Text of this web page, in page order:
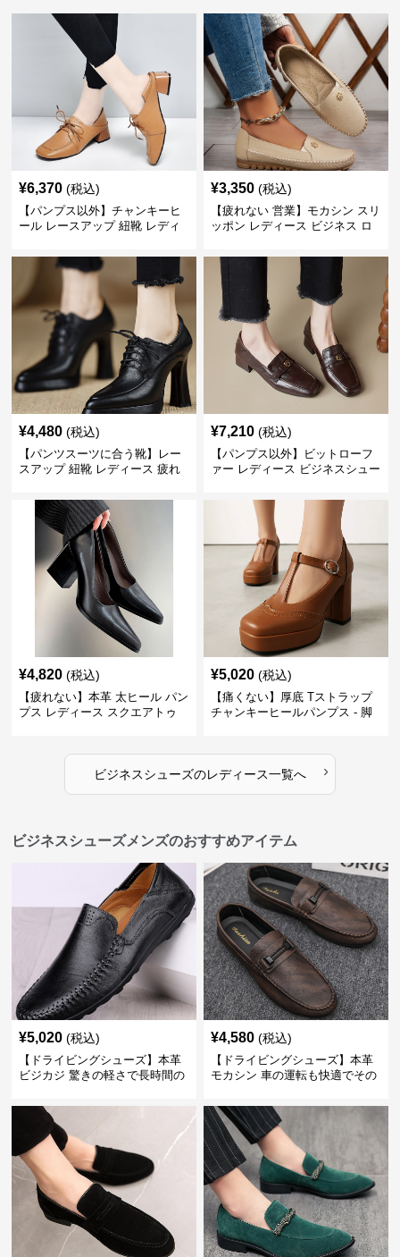
¥6,370 (税込)
【パンプス以外】チャンキーヒ
ール レースアップ 紐靴 レディ
ーツ スクエアトゥ 歩きやすい
¥3,350 (税込)
【疲れない 営業】モカシン スリ
ッポン レディース ビジネス ロ
ジュアル パンプス以外
¥4,480 (税込)
【パンツスーツに合う靴】レー
スアップ 紐靴 レディース 疲れ
ビジネスシューズ
¥7,210 (税込)
【パンプス以外】ビットローフ
ァー レディース ビジネスシュー
トゥ 疲れない スーツ
¥4,820 (税込)
【疲れない】本革 太ヒール パン
プス レディース スクエアトゥ
¥5,020 (税込)
【痛くない】厚底 Tストラップ
チャンキーヒールパンプス - 脚
ビジネスシューズのレディース一覧へ ›
ビジネスシューズメンズのおすすめアイテム
¥5,020 (税込)
【ドライビングシューズ】本革
ビジカジ 驚きの軽さで長時間の
¥4,580 (税込)
【ドライビングシューズ】本革
モカシン 車の運転も快適でその